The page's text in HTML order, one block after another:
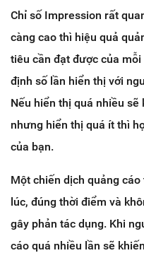
Chỉ số Impression rất
càng cao thì hiệu quả
tiêu cần đạt được của
định số lần hiển thị với
Nếu hiển thị quá nhiều
nhưng hiển thị quá ít thì
của bạn.
Một chiến dịch quảng
lúc, đúng thời điểm và
gây phản tác dụng. Khi
cáo quá nhiều lần sẽ